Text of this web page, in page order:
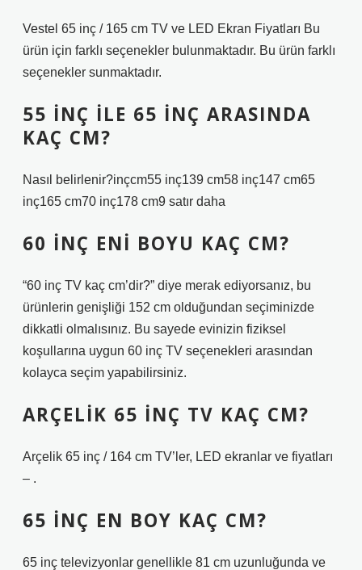
Vestel 65 inç / 165 cm TV ve LED Ekran Fiyatları Bu
ürün için farklı seçenekler bulunmaktadır. Bu ürün farklı
seçenekler sunmaktadır.
55 INÇ ILE 65 INÇ ARASINDA
KAÇ CM?
Nasıl belirlenir?inçcm55 inç139 cm58 inç147 cm65
inç165 cm70 inç178 cm9 satır daha
60 INÇ ENI BOYU KAÇ CM?
“60 inç TV kaç cm’dir?” diye merak ediyorsanız, bu
ürünlerin genişliği 152 cm olduğundan seçiminizde
dikkatli olmalısınız. Bu sayede evinizin fiziksel
koşullarına uygun 60 inç TV seçenekleri arasından
kolayca seçim yapabilirsiniz.
ARÇELIK 65 INÇ TV KAÇ CM?
Arçelik 65 inç / 164 cm TV’ler, LED ekranlar ve fiyatları
– .
65 INÇ EN BOY KAÇ CM?
65 inç televizyonlar genellikle 81 cm uzunluğunda ve